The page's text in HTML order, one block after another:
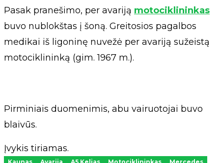
Pasak pranešimo, per avariją motociklininkas
buvo nublokštas į šoną. Greitosios pagalbos
medikai iš ligoninę nuvežė per avariją sužeistą
motociklininką (gim. 1967 m.).
Pirminiais duomenimis, abu vairuotojai buvo
blaivūs.
Įvykis tiriamas.